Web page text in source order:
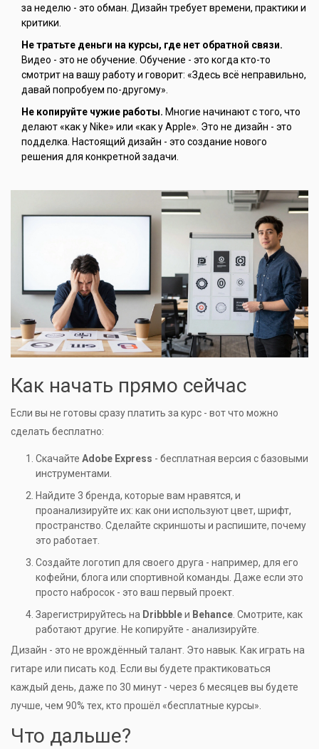
за неделю - это обман. Дизайн требует времени, практики и
критики.
Не тратьте деньги на курсы, где нет обратной связи.
Видео - это не обучение. Обучение - это когда кто-то
смотрит на вашу работу и говорит: «Здесь всё неправильно,
давай попробуем по-другому».
Не копируйте чужие работы. Многие начинают с того, что
делают «как у Nike» или «как у Apple». Это не дизайн - это
подделка. Настоящий дизайн - это создание нового
решения для конкретной задачи.
Как начать прямо сейчас
Если вы не готовы сразу платить за курс - вот что можно
сделать бесплатно:
Скачайте Adobe Express - бесплатная версия с базовыми
инструментами.
Найдите 3 бренда, которые вам нравятся, и
проанализируйте их: как они используют цвет, шрифт,
пространство. Сделайте скриншоты и распишите, почему
это работает.
Создайте логотип для своего друга - например, для его
кофейни, блога или спортивной команды. Даже если это
просто набросок - это ваш первый проект.
Зарегистрируйтесь на Dribbbleи Behance. Смотрите, как
работают другие. Не копируйте - анализируйте.
Дизайн - это не врождённый талант. Это навык. Как играть на
гитаре или писать код. Если вы будете практиковаться
каждый день, даже по 30 минут - через 6 месяцев вы будете
лучше, чем 90% тех, кто прошёл «бесплатные курсы».
Что дальше?